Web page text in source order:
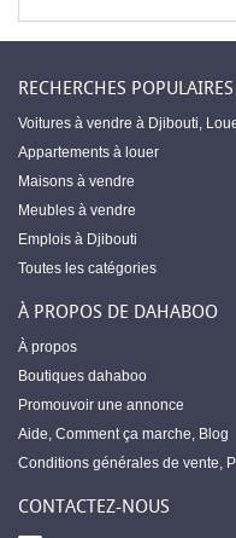
RECHERCHES
Voitures à vendre à Djibouti,
Appartements à louer
Maisons à vendre
Meubles à vendre
Emplois à Djibouti
Toutes les catégories
À PROPOS DE DAHABOO
À propos
Boutiques dahaboo
Promouvoir une annonce
Aide, Comment ça marche, Blog
Conditions générales de vente,
CONTACTEZ-NOUS